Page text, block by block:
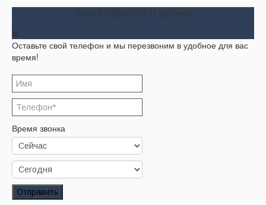
Двери входные
Окна и балконы
Кондиционеры
Акции
Корзина
Заказать звонок
Заказ обратного звонка
Заказ обратного звонка
Оставьте свой телефон и мы перезвоним в удобное для вас
время!
Время звонка
Отправить